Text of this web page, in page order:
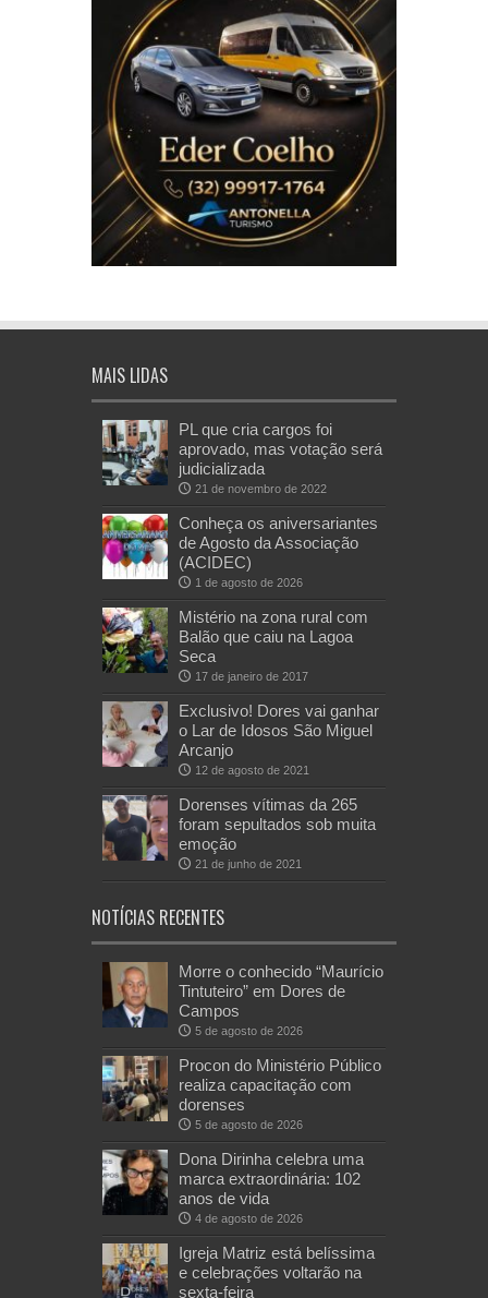
MAIS LIDAS
PL que cria cargos foi
aprovado, mas votação será
judicializada
21 de novembro de 2022
Conheça os aniversariantes
de Agosto da Associação
(ACIDEC)
1 de agosto de 2026
Mistério na zona rural com
Balão que caiu na Lagoa
Seca
17 de janeiro de 2017
Exclusivo! Dores vai ganhar
o Lar de Idosos São Miguel
Arcanjo
12 de agosto de 2021
Dorenses vítimas da 265
foram sepultados sob muita
emoção
21 de junho de 2021
NOTÍCIAS RECENTES
Morre o conhecido “Maurício
Tintuteiro” em Dores de
Campos
5 de agosto de 2026
Procon do Ministério Público
realiza capacitação com
dorenses
5 de agosto de 2026
Dona Dirinha celebra uma
marca extraordinária: 102
anos de vida
4 de agosto de 2026
Igreja Matriz está belíssima
e celebrações voltarão na
sexta-feira